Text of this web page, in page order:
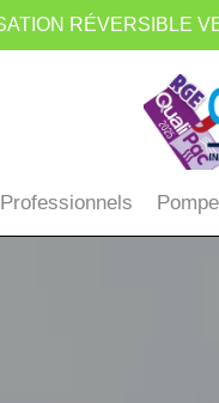
RÉVERSIBLE
Professionnels